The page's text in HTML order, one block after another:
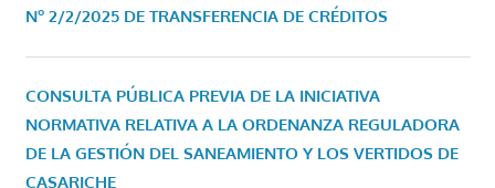
Nº 2/2/2025 DE TRANSFERENCIA DE CRÉDITOS
CONSULTA PÚBLICA PREVIA DE LA INICIATIVA
NORMATIVA RELATIVA A LA ORDENANZA REGULADORA
DE LA GESTIÓN DEL SANEAMIENTO Y LOS VERTIDOS DE
CASARICHE